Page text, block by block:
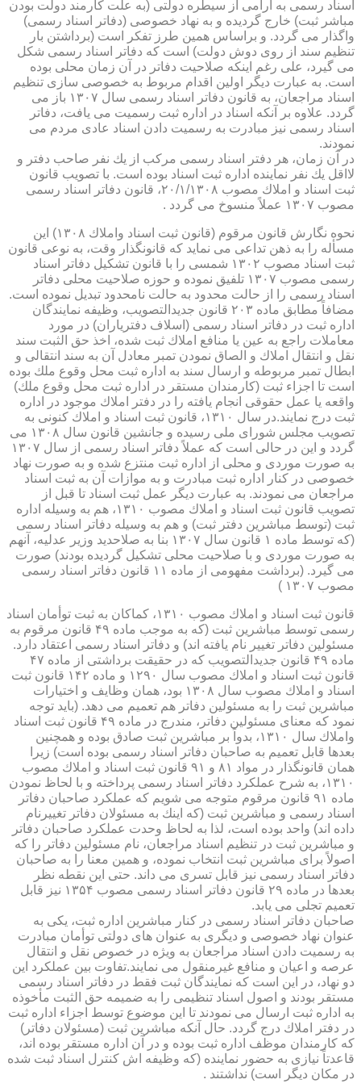
اسناد رسمی به آرامی از سیطره دولتی (به علت كارمند دولت بودن
مباشر ثبت) خارج گردیده و به نهاد خصوصی (دفاتر اسناد رسمی)
واگذار می گردد. و براساس همین طرز تفكر است (برداشتن بار
تنظیم سند از روی دوش دولت) است كه دفاتر اسناد رسمی شكل
می گیرد، علی رغم اینكه صلاحیت دفاتر در آن زمان محلی بوده
است. به عبارت دیگر اولین اقدام مربوط به خصوصی سازی تنظیم
اسناد مراجعان، به قانون دفاتر اسناد رسمی سال ۱۳۰۷ باز می
گردد. علاوه بر آنكه اسناد در اداره ثبت رسمیت می یافت، دفاتر
اسناد رسمی نیز مبادرت به رسمیت دادن اسناد عادی مردم می
نمودند.
در آن زمان، هر دفتر اسناد رسمی مركب از یك نفر صاحب دفتر و
لااقل یك نفر نماینده اداره ثبت اسناد بوده است. با تصویب قانون
ثبت اسناد و املاك مصوب ۲۰/۱/۱۳۰۸، قانون دفاتر اسناد رسمی
مصوب ۱۳۰۷ عملاً منسوخ می گردد .
نحوه نگارش قانون مرقوم (قانون ثبت اسناد واملاك ۱۳۰۸) این
مسأله را به ذهن تداعی می نماید كه قانونگذار وقت، به نوعی قانون
ثبت اسناد مصوب ۱۳۰۲ شمسی را با قانون تشكیل دفاتر اسناد
رسمی مصوب ۱۳۰۷ تلفیق نموده و حوزه صلاحیت محلی دفاتر
اسناد رسمی را از حالت محدود به حالت نامحدود تبدیل نموده است.
مضافاً مطابق ماده ۲۰۳ قانون جدیدالتصویب، وظیفه نمایندگان
اداره ثبت در دفاتر اسناد رسمی (اسلاف دفتریاران) در مورد
معاملات راجع به عین یا منافع املاك ثبت شده، اخذ حق الثبت سند
نقل و انتقال املاك و الصاق نمودن تمبر معادل آن به سند انتقالی و
ابطال تمبر مربوطه و ارسال سند به اداره ثبت محل وقوع ملك بوده
است تا اجزاء ثبت (كارمندان مستقر در اداره ثبت محل وقوع ملك)
واقعه یا عمل حقوقی انجام یافته را در دفتر املاك موجود در اداره
ثبت درج نمایند.در سال ۱۳۱۰، قانون ثبت اسناد و املاك كنونی به
تصویب مجلس شورای ملی رسیده و جانشین قانون سال ۱۳۰۸ می
گردد و این در حالی است كه عملاً دفاتر اسناد رسمی از سال ۱۳۰۷
به صورت موردی و محلی از اداره ثبت منتزع شده و به صورت نهاد
خصوصی در كنار اداره ثبت مبادرت و به موازات آن به ثبت اسناد
مراجعان می نمودند. به عبارت دیگر عمل ثبت اسناد تا قبل از
تصویب قانون ثبت اسناد و املاك مصوب ۱۳۱۰، هم به وسیله اداره
ثبت (توسط مباشرین دفتر ثبت) و هم به وسیله دفاتر اسناد رسمی
(كه توسط ماده ۱ قانون سال ۱۳۰۷ بنا به صلاحدید وزیر عدلیه، آنهم
به صورت موردی و با صلاحیت محلی تشكیل گردیده بودند) صورت
می گیرد. (برداشت مفهومی از ماده ۱۱ قانون دفاتر اسناد رسمی
مصوب ۱۳۰۷ )
قانون ثبت اسناد و املاك مصوب ۱۳۱۰، كماكان به ثبت توأمان اسناد
رسمی توسط مباشرین ثبت (كه به موجب ماده ۴۹ قانون مرقوم به
مسئولین دفاتر تغییر نام یافته اند) و دفاتر اسناد رسمی اعتقاد دارد.
ماده ۴۹ قانون جدیدالتصویب كه در حقیقت برداشتی از ماده ۴۷
قانون ثبت اسناد و املاك مصوب سال ۱۲۹۰ و ماده ۱۴۲ قانون ثبت
اسناد و املاك مصوب سال ۱۳۰۸ بود، همان وظایف و اختیارات
مباشرین ثبت را به مسئولین دفاتر هم تعمیم می دهد. (باید توجه
نمود كه معنای مسئولین دفاتر، مندرج در ماده ۴۹ قانون ثبت اسناد
واملاك سال ۱۳۱۰، بدواً بر مباشرین ثبت صادق بوده و همچنین
بعدها قابل تعمیم به صاحبان دفاتر اسناد رسمی بوده است) زیرا
همان قانونگذار در مواد ۸۱ و ۹۱ قانون ثبت اسناد و املاك مصوب
۱۳۱۰، به شرح عملكرد دفاتر اسناد رسمی پرداخته و با لحاظ نمودن
ماده ۹۱ قانون مرقوم متوجه می شویم كه عملكرد صاحبان دفاتر
اسناد رسمی و مباشرین ثبت (كه اینك به مسئولان دفاتر تغییرنام
داده اند) واحد بوده است، لذا به لحاظ وحدت عملكرد صاحبان دفاتر
و مباشرین ثبت در تنظیم اسناد مراجعان، نام مسئولین دفاتر را كه
اصولاً برای مباشرین ثبت انتخاب نموده، و همین معنا را به صاحبان
دفاتر اسناد رسمی نیز قابل تسری می داند. حتی این نقطه نظر
بعدها در ماده ۲۹ قانون دفاتر اسناد رسمی مصوب ۱۳۵۴ نیز قابل
تعمیم تجلی می یابد.
صاحبان دفاتر اسناد رسمی در كنار مباشرین اداره ثبت، یكی به
عنوان نهاد خصوصی و دیگری به عنوان های دولتی توأمان مبادرت
به رسمیت دادن اسناد مراجعان به ویژه در خصوص نقل و انتقال
عرصه و اعیان و منافع غیرمنقول می نمایند.تفاوت بین عملكرد این
دو نهاد، در این است كه نمایندگان ثبت فقط در دفاتر اسناد رسمی
مستقر بودند و اصول اسناد تنظیمی را به ضمیمه حق الثبت مأخوذه
به اداره ثبت ارسال می نمودند تا این موضوع توسط اجزاء اداره ثبت
در دفتر املاك درج گردد. حال آنكه مباشرین ثبت (مسئولان دفاتر)
كه كارمندان موظف اداره ثبت بوده و در آن اداره مستقر بوده اند،
قاعدتاً نیازی به حضور نماینده (كه وظیفه اش كنترل اسناد ثبت شده
در مكان دیگر است) نداشتند .